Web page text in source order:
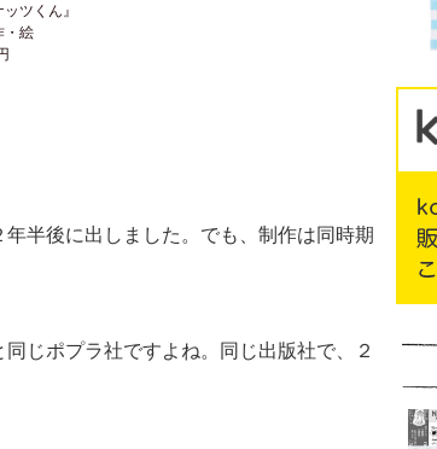
ツくん』
・絵
半後に出しました。でも、制作は同時期
じポプラ社ですよね。同じ出版社で、２